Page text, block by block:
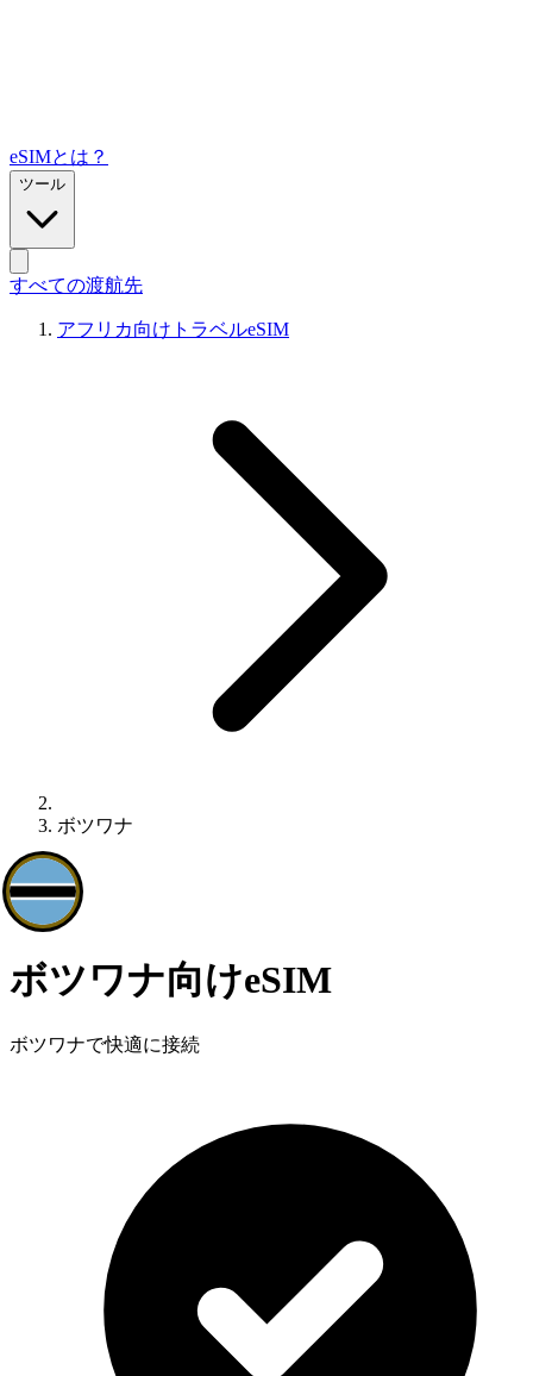
eSIMとは？
ツール
すべての渡航先
アフリカ向けトラベルeSIM
ボツワナ
ボツワナ向けeSIM
ボツワナで快適に接続